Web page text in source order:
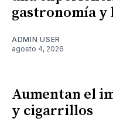
gastronomía y
ADMIN USER
agosto 4, 2026
Aumentan el
y cigarrillos